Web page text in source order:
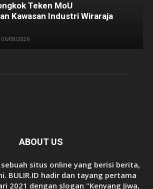
Teken MoU
Kawasan Industri Wiraraja
06/08/2026
ABOUT US
sebuah situs online yang berisi berita,
BULIR.ID hadir dan tayang pertama
2021 dengan slogan "Kenyang Jiwa,